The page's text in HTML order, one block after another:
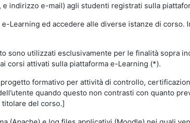
indirizzo e-mail) agli studenti registrati sulla
ed accedere alle diverse istanze di corso.
sono utilizzati esclusivamente per le finalità sopra
corsi attivati sulla piattaforma e-Learning (*).
formativo per attività di controllo,
quando questo non contrasti con quanto
del corso.]